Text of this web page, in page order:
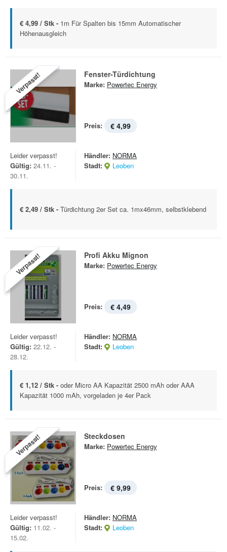
€ 4,99 / Stk - 1m Für Spalten bis 15mm Automatischer
Höhenausgleich
Verpasst! Fenster-Türdichtung
Marke: Powertec Energy
Preis: € 4,99
Leider verpasst!
Gültig: 24.11. -
30.11.
Händler: NORMA
Stadt:
Leoben
€ 2,49 / Stk - Türdichtung 2er Set ca. 1mx46mm, selbstklebend
Verpasst! Profi Akku Mignon
Marke: Powertec Energy
Preis: € 4,49
Leider verpasst!
Gültig: 22.12. -
28.12.
Händler: NORMA
Stadt:
Leoben
€ 1,12 / Stk - oder Micro AA Kapazität 2500 mAh oder AAA
Kapazität 1000 mAh, vorgeladen je 4er Pack
Verpasst! Steckdosen
Marke: Powertec Energy
Preis: € 9,99
Leider verpasst!
Gültig: 11.02. -
15.02.
Händler: NORMA
Stadt:
Leoben